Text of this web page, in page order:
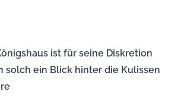
ist für seine Diskretion
solch ein Blick hinter die Kulissen